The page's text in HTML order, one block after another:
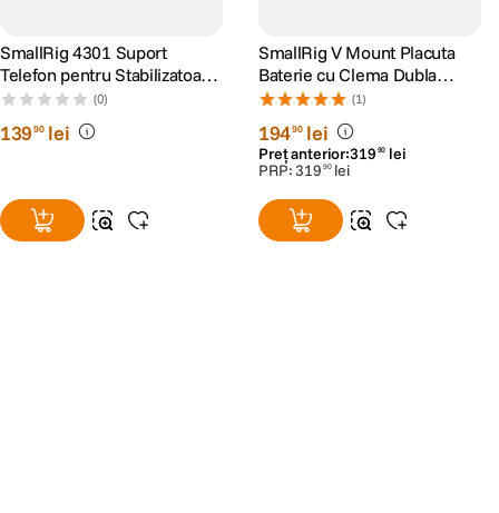
SmallRig 4301 Suport
Telefon pentru Stabilizatoare
DJI
(0)
13990 lei
SmallRig V Mount Placuta
Baterie cu Clema Dubla
15mm
(1)
19490 lei
Preț anterior:319 90 lei
PRP:319 90 lei